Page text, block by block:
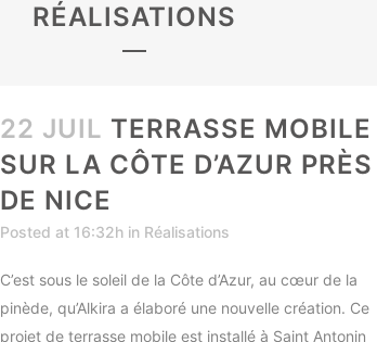
RÉALISATIONS
22 JUIL TERRASSE MOBILE
SUR LA CÔTE D’AZUR PRÈS
DE NICE
Posted at 16:32hin Réalisations
C’est sous le soleil de la Côte d’Azur, au cœur de la
pinède, qu’Alkira a élaboré une nouvelle création. Ce
projet de terrasse mobile est installé à Saint Antonin